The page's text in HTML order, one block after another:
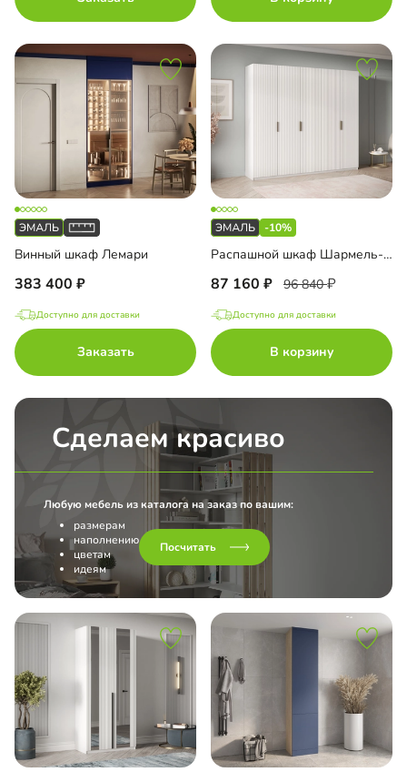
Винный шкаф Лемари
383 400
Доступно для доставки
Заказать
-10%
Распашной шкаф Шармель-5 Лайф Эмаль
87 160 96 840
Доступно для доставки
В корзину
Сделаем красиво
Любую мебель из каталога на заказ по вашим:
размерам
наполнению
цветам
идеям
Посчитать